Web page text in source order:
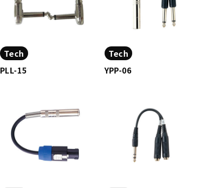
Tech
PLL-15
Tech
YPP-06